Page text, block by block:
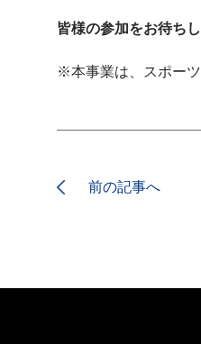
皆様の参加をお待ち
※本事業は、スポー
前の記事へ